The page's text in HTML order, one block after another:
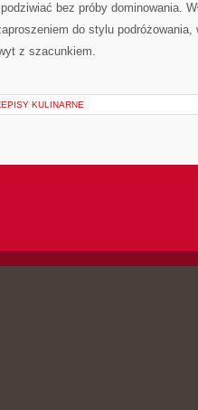
bez próby dominowania.
do stylu
z szacunkiem.
KULINARNE